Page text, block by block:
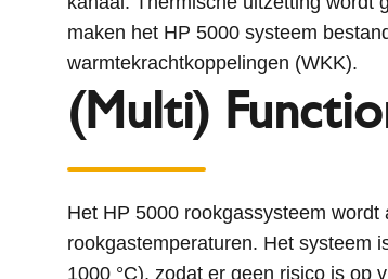
maken het HP 5000 systeem
warmtekrachtkoppelingen (WKK).
(Multi)
Het HP 5000 rookgassysteem
rookgastemperaturen. Het systeem
1000 °C), zodat er geen risico is op